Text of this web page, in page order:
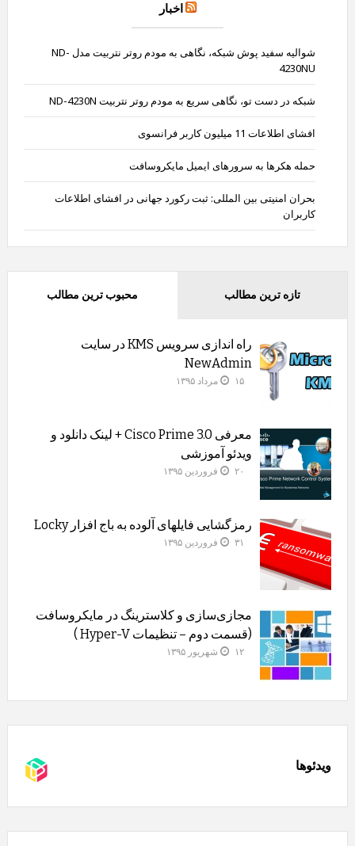
اخبار
شوالیه سفید پوش شبکه، نگاهی به مودم روتر نتربیت مدل ND-
4230NU
شبکه در دست تو، نگاهی سریع به مودم روتر نتربیت ND-4230N
افشای اطلاعات 11 میلیون کاربر فرانسوی
حمله هکرها به سرورهای ایمیل مایکروسافت
بحران امنیتی بین المللی: ثبت رکورد جهانی در افشای اطلاعات
کاربران
محبوب ترین مطالب تازه ترین مطالب
راه اندازی سرویس KMS در سایت
NewAdmin
۱۵ مرداد ۱۳۹۵
معرفی Cisco Prime 3.0 + لینک دانلود و
ویدئو آموزشی
۲۰ فروردین ۱۳۹۵
رمزگشایی فایلهای آلوده به باج افزار Locky
۳۱ فروردین ۱۳۹۵
مجازی‌سازی و کلاسترینگ‌ در مایکروسافت
(قسمت دوم – تنظیمات Hyper-V )
۱۲ شهریور ۱۳۹۵
ویدئوها